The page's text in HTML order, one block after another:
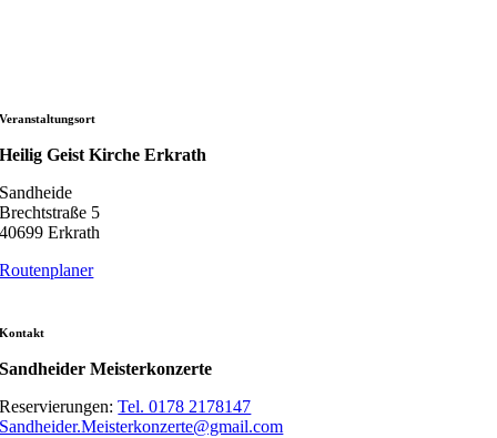
Veranstaltungsort
Heilig Geist Kirche Erkrath
Sandheide
Brechtstraße 5
40699 Erkrath
Routenplaner
Kontakt
Sandheider Meisterkonzerte
Reservierungen:Tel. 0178 2178147
Sandheider.Meisterkonzerte@gmail.com